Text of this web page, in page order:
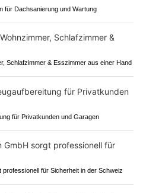
für Dachsanierung und Wartung
Schlafzimmer & Esszimmer aus einer Hand
für Privatkunden und Garagen
für Sicherheit in der Schweiz